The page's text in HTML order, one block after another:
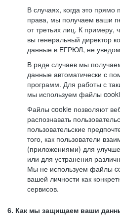
В случаях, когда это
права, мы получаем ваши
от третьих лиц. К примеру,
вы генеральный директор
данные в ЕГРЮЛ, не
В ряде случаев мы
данные автоматически с
программ. Для работы с
мы используем файлы
Файлы cookie позволяют
распознавать
пользовательские
того, как пользователи
(приложениями) для
или для устранения
Мы не используем файлы
вашей личности как
сервисов.
6. Как мы защищаем ваши